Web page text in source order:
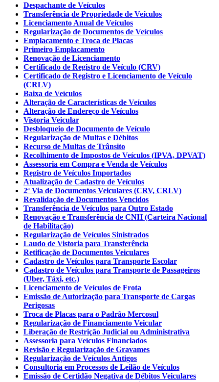
Despachante de Veículos
Transferência de Propriedade de Veículos
Licenciamento Anual de Veículos
Regularização de Documentos de Veículos
Emplacamento e Troca de Placas
Primeiro Emplacamento
Renovação de Licenciamento
Certificado de Registro de Veículo (CRV)
Certificado de Registro e Licenciamento de Veículo
(CRLV)
Baixa de Veículos
Alteração de Características de Veículos
Alteração de Endereço de Veículos
Vistoria Veicular
Desbloqueio de Documento de Veículo
Regularização de Multas e Débitos
Recurso de Multas de Trânsito
Recolhimento de Impostos de Veículos (IPVA, DPVAT)
Assessoria em Compra e Venda de Veículos
Registro de Veículos Importados
Atualização de Cadastro de Veículos
2ª Via de Documentos Veiculares (CRV, CRLV)
Revalidação de Documentos Vencidos
Transferência de Veículos para Outro Estado
Renovação e Transferência de CNH (Carteira Nacional
de Habilitação)
Regularização de Veículos Sinistrados
Laudo de Vistoria para Transferência
Retificação de Documentos Veiculares
Cadastro de Veículos para Transporte Escolar
Cadastro de Veículos para Transporte de Passageiros
(Uber, Táxi, etc.)
Licenciamento de Veículos de Frota
Emissão de Autorização para Transporte de Cargas
Perigosas
Troca de Placas para o Padrão Mercosul
Regularização de Financiamento Veicular
Liberação de Restrição Judicial ou Administrativa
Assessoria para Veículos Financiados
Revisão e Regularização de Gravames
Regularização de Veículos Antigos
Consultoria em Processos de Leilão de Veículos
Emissão de Certidão Negativa de Débitos Veiculares